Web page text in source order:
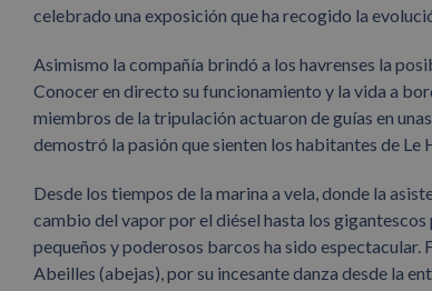
celebrado una exposición que ha recogido la
Asimismo la compañía brindó a los havrenses la
Conocer en directo su funcionamiento y la vida a
miembros de la tripulación actuaron de guías en
demostró la pasión que sienten los habitantes de
Desde los tiempos de la marina a vela, donde la
cambio del vapor por el diésel hasta los
pequeños y poderosos barcos ha sido
Abeilles (abejas), por su incesante danza desde la